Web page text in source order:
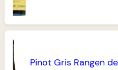
Pinot Gris Rangen